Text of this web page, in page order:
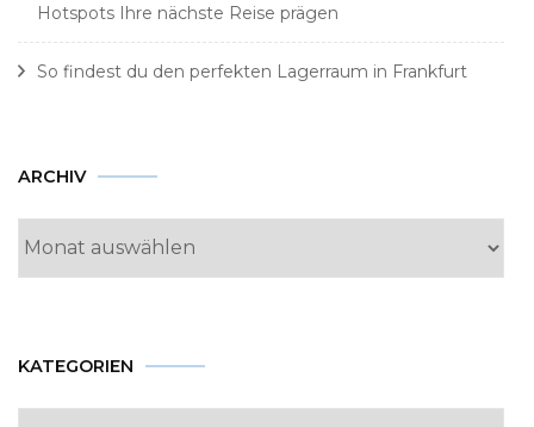
Hotspots Ihre nächste Reise prägen
So findest du den perfekten Lagerraum in Frankfurt
ARCHIV Archiv
KATEGORIEN